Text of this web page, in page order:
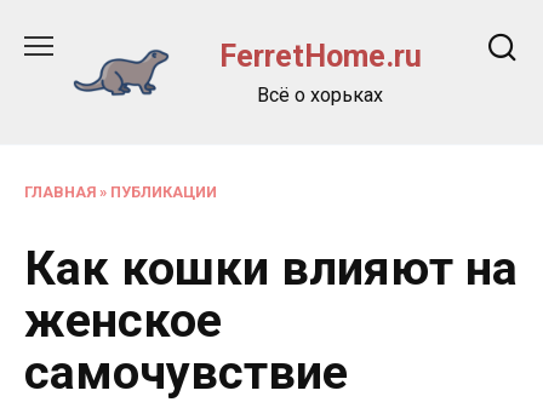
содержанию
FerretHome.ru
Всё о хорьках
ГЛАВНАЯ » ПУБЛИКАЦИИ
Как кошки влияют на
женское
самочувствие